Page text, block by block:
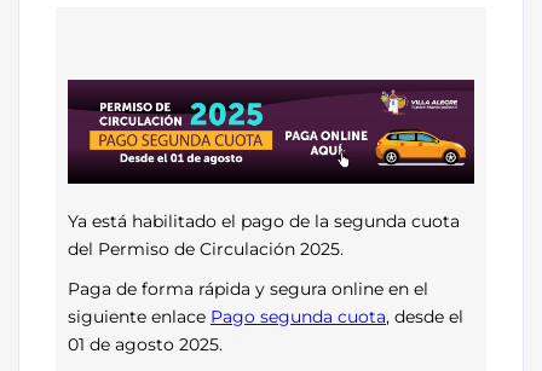
Ya está habilitado el pago de la segunda cuota
del Permiso de Circulación 2025.
Paga de forma rápida y segura online en el
siguiente enlace Pago segunda cuota, desde el
01 de agosto 2025.